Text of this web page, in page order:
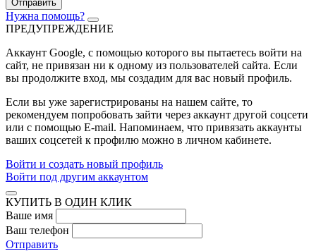
Отправить
Нужна помощь?
ПРЕДУПРЕЖДЕНИЕ
Аккаунт Google, с помощью которого вы пытаетесь войти на
сайт, не привязан ни к одному из пользователей сайта. Если
вы продолжите вход, мы создадим для вас новый профиль.
Если вы уже зарегистрированы на нашем сайте, то
рекомендуем попробовать зайти через аккаунт другой соцсети
или с помощью E-mail. Напоминаем, что привязать аккаунты
ваших соцсетей к профилю можно в личном кабинете.
Войти и создать новый профиль
Войти под другим аккаунтом
КУПИТЬ В ОДИН КЛИК
Ваше имя
Ваш телефон
Отправить